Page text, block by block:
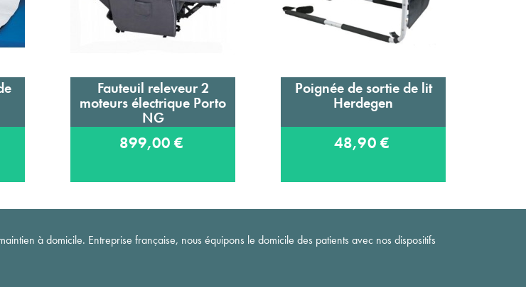
Ajouter au panier
Fauteuil releveur 2
moteurs électrique Porto
NG
899,00 €
Ajouter au panier
Poignée de sortie de lit
Herdegen
48,90 €
à domicile. Entreprise française, nous équipons le domicile des patients avec nos dispositifs